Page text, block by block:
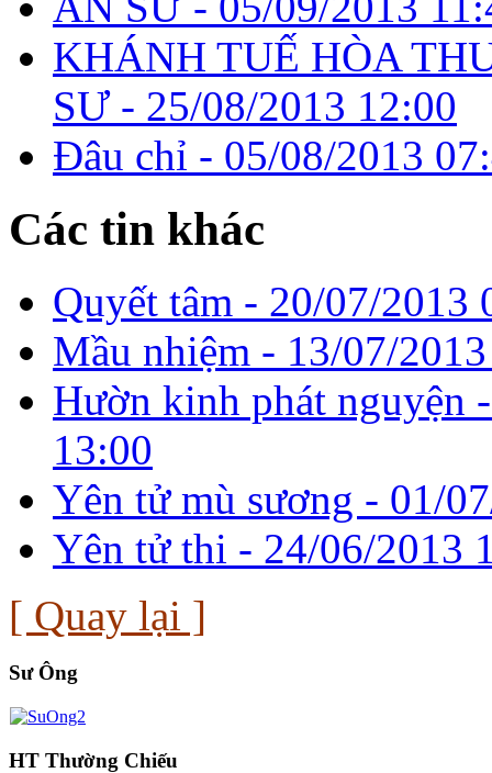
KHÁNH TUẾ HÒA
SƯ - 25/08/2013 12:00
Đâu chỉ - 05/08/2013
Các tin khác
Quyết tâm - 20/07/2013
Mầu nhiệm - 13/07/
Hườn kinh phát nguyện
13:00
Yên tử mù sương - 01/
Yên tử thi - 24/06/2013
[ Quay lại ]
Sư Ông
HT Thường Chiếu